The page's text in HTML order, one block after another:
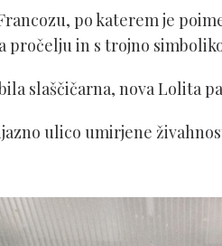
po katerem je
pročelju in s trojno
slaščičarna, nova Lolita
ulico umirjene